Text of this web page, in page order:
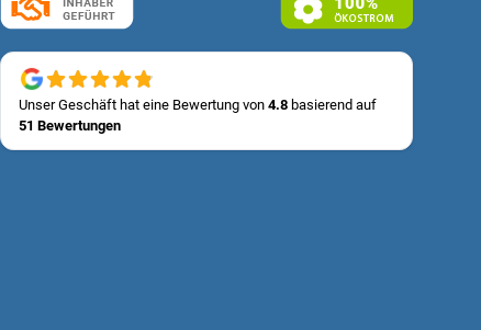
Unser Geschäft hat eine Bewertung von4.8 basierend auf
51 Bewertungen